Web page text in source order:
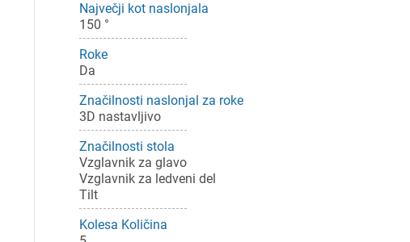
Največji kot naslonjala
150 °
Roke
Da
Značilnosti naslonjal za roke
3D nastavljivo
Značilnosti stola
Vzglavnik za glavo
Vzglavnik za ledveni del
Tilt
Kolesa Količina